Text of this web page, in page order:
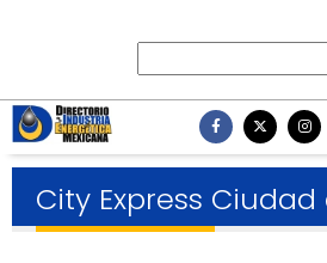
City Express